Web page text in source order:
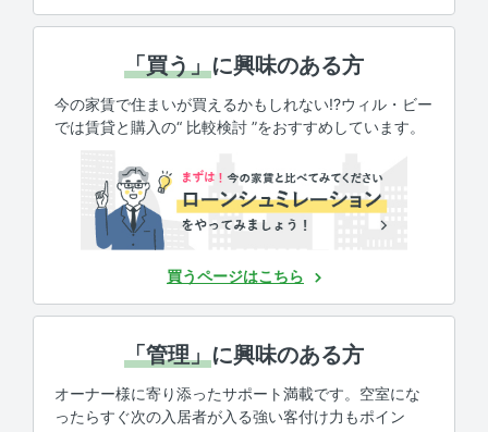
「買う」に興味のある方
今の家賃で住まいが買えるかもしれない!?ウィル・ビー
では賃貸と購入の“ 比較検討 ”をおすすめしています。
買うページはこちら
「管理」に興味のある方
オーナー様に寄り添ったサポート満載です。空室にな
ったらすぐ次の入居者が入る強い客付け力もポイン